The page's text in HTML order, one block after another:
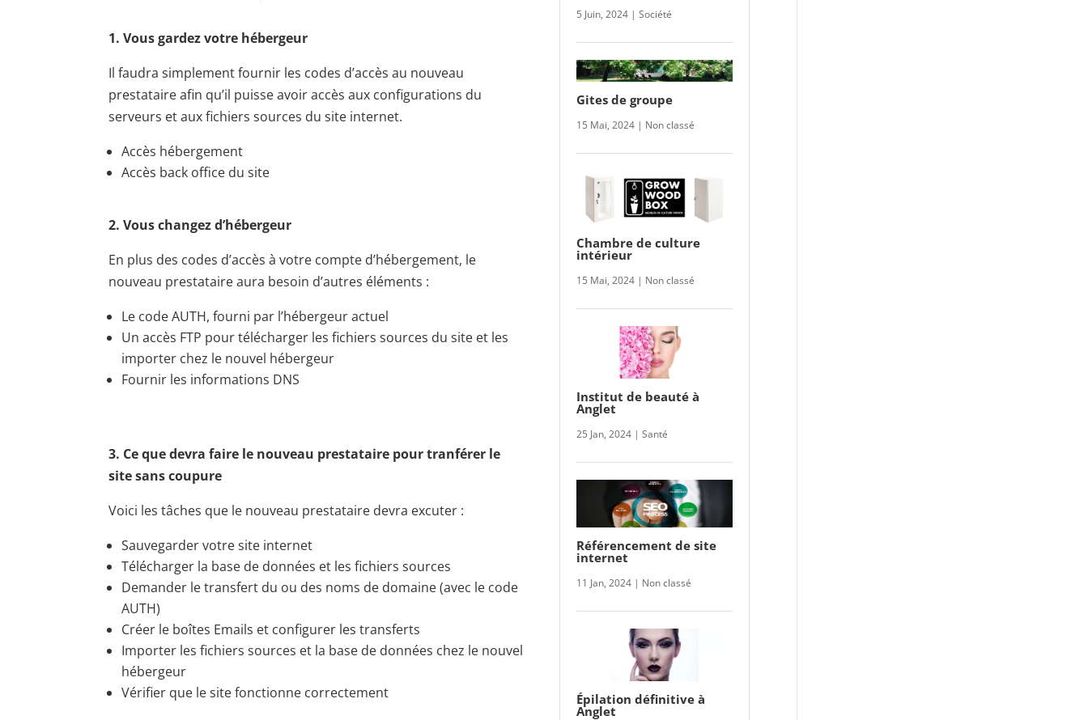
1. Vous gardez votre hébergeur
Il faudra simplement fournir les codes d’accès au nouveau
prestataire afin qu’il puisse avoir accès aux configurations du
serveurs et aux fichiers sources du site internet.
Accès hébergement
Accès back office du site
2. Vous changez d’hébergeur
En plus des codes d’accès à votre compte d’hébergement, le
nouveau prestataire aura besoin d’autres éléments :
Le code AUTH, fourni par l’hébergeur actuel
Un accès FTP pour télécharger les fichiers sources du site et les
importer chez le nouvel hébergeur
Fournir les informations DNS
3. Ce que devra faire le nouveau prestataire pour tranférer le
site sans coupure
Voici les tâches que le nouveau prestataire devra excuter :
Sauvegarder votre site internet
Télécharger la base de données et les fichiers sources
Demander le transfert du ou des noms de domaine (avec le code
AUTH)
Créer le boîtes Emails et configurer les transferts
Importer les fichiers sources et la base de données chez le nouvel
hébergeur
Vérifier que le site fonctionne correctement
5 Juin, 2024 |Société
Gites de groupe
15 Mai, 2024 | Non classé
Chambre de culture
intérieur
15 Mai, 2024 | Non classé
Institut de beauté à
Anglet
25 Jan, 2024 |Santé
Référencement de site
internet
11 Jan, 2024 | Non classé
Épilation définitive à
Anglet